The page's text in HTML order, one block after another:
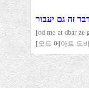
זה גם יעבור
[od me-at dbar ze
[오드 메아트 드